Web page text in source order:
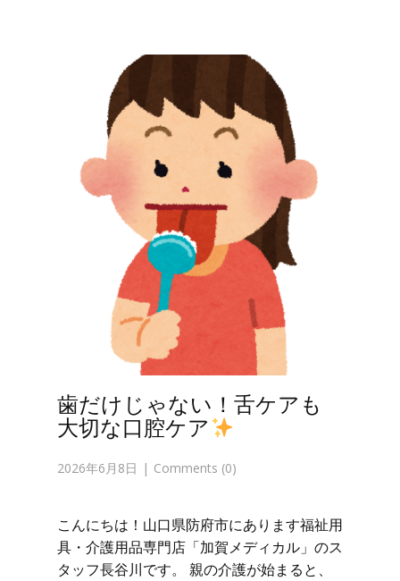
歯だけじゃない！舌ケアも
大切な口腔ケア
2026年6月8日 Comments (0)
こんにちは！山口県防府市にあります福祉用
具・介護用品専門店「加賀メディカル」のス
タッフ長谷川です。 親の介護が始まると、